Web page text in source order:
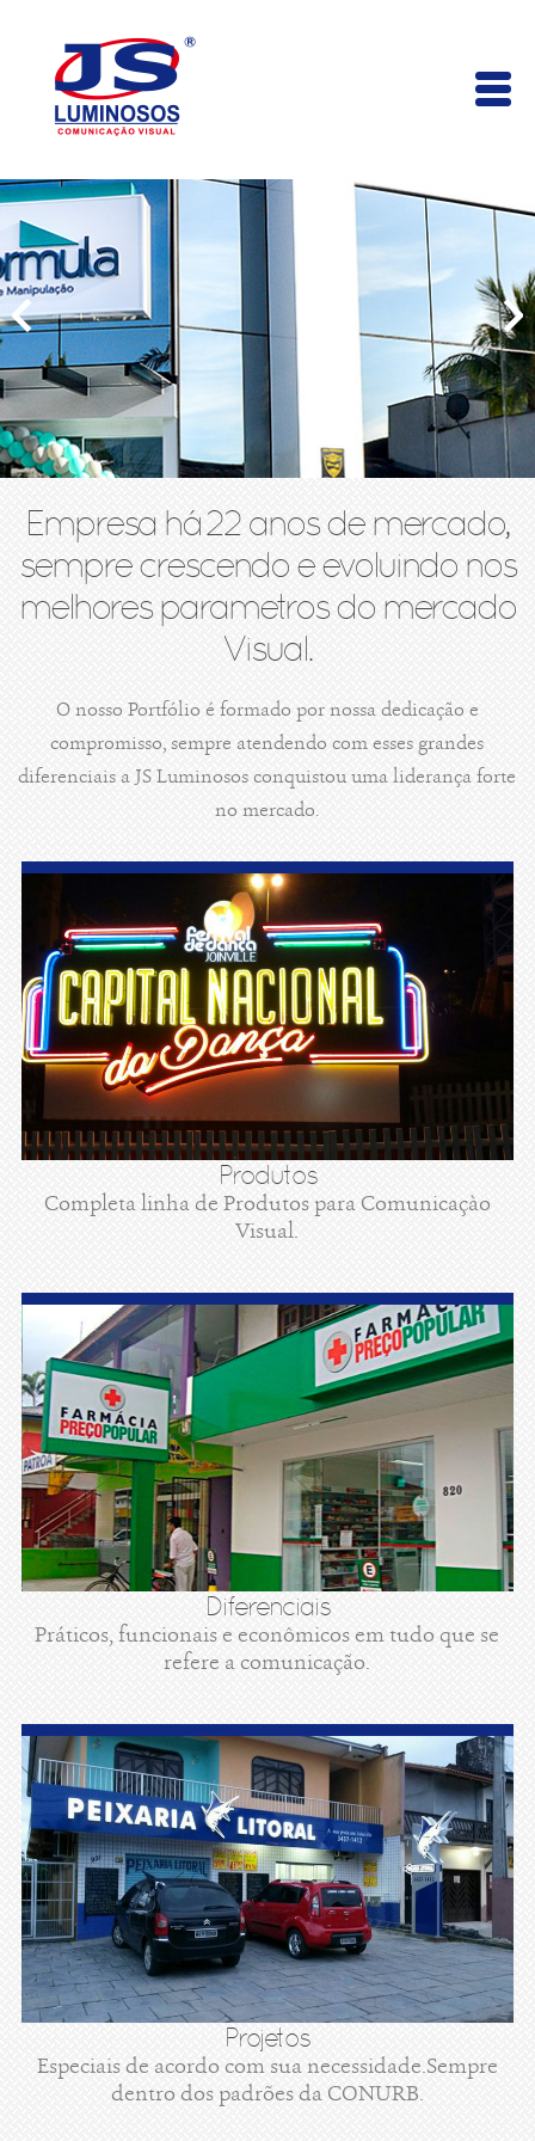
Empresa há 22 anos de mercado,
sempre crescendo e evoluindo nos
melhores parametros do mercado
Visual.
O nosso Portfólio é formado por nossa dedicação e
compromisso, sempre atendendo com esses grandes
diferenciais a JS Luminosos conquistou uma liderança forte
no mercado.
Produtos
Completa linha de Produtos para Comunicaçào
Visual.
Diferenciais
Práticos, funcionais e econômicos em tudo que se
refere a comunicação.
Projetos
Especiais de acordo com sua necessidade.Sempre
dentro dos padrões da CONURB.